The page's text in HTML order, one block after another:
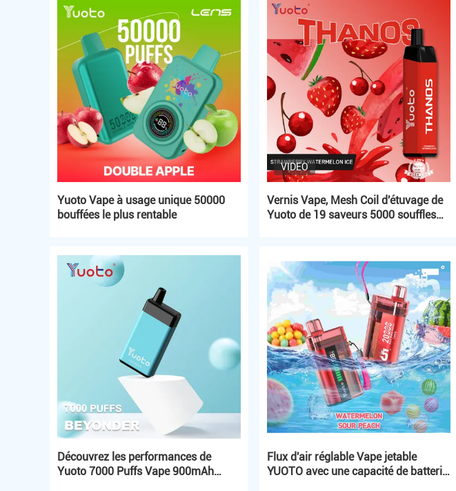
Yuoto Vape à usage unique 50000
bouffées le plus rentable
VIDEO
Vernis Vape, Mesh Coil d'étuvage de
Yuoto de 19 saveurs 5000 souffles
Découvrez les performances de
Yuoto 7000 Puffs Vape 900mAh
Flux d'air réglable Vape jetable
YUOTO avec une capacité de batterie